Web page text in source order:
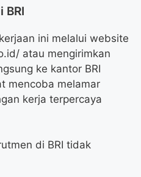
BRI
ini melalui website
atau mengirimkan
ke kantor BRI
mencoba melamar
kerja terpercaya
di BRI tidak